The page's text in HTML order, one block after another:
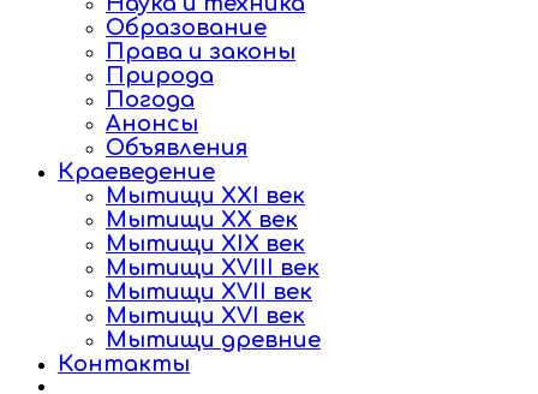
Образование
Права и законы
Природа
Погода
Анонсы
Объявления
Краеведение
Мытищи XXI век
Мытищи XX век
Мытищи XIX век
Мытищи XVIII век
Мытищи XVII век
Мытищи XVI век
Мытищи древние
Контакты